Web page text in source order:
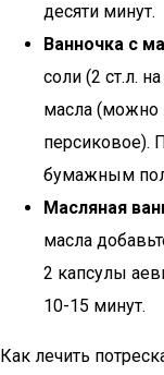
десяти минут.
Ванночка с
соли (2 ст.л.
масла (можно
персиковое).
бумажным
Масляная
масла
2 капсулы
10-15 минут.
Как лечить